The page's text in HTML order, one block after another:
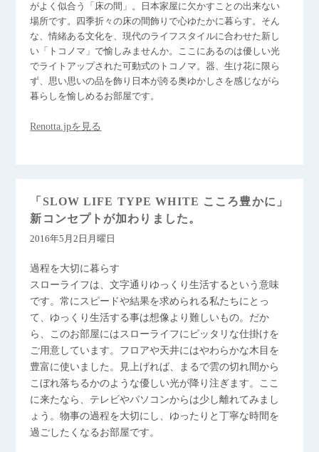
がよく似合う「床の間」。日本家屋に欠かすことの出来ない
場所です。四季折々の床の間飾りで心ゆたかに暮らす。そん
な、情緒ある文化を、現代のライフスタイルに合わせた新し
い「トコノマ」で愉しみませんか。ここにあるのは優しい光
でライトアップされた可動式のトコノマ。器、生け花に限ら
ず、思い思いの品を飾り日本が誇る奥ゆかしさを感じながら
暮らしを愉しめるお部屋です。
Renotta.jpを見る
「SLOW LIFE TYPE WHITE こころ豊かに」
新コンセプトが加わりました。
2016年5月2日月曜日
過程を大切に暮らす
スローライフは、文字通りゆっくり生活するという意味
です。常にスピードや結果を求められる私たちにとっ
て、ゆっくり生活する事は想像より難しいもの。だか
ら、このお部屋にはスローライフにピッタリな仕掛けを
ご用意しています。フロアや天井にはやわらかな木目を
豊富に使いました。見上げれば、まるで雲の切れ間から
こぼれ落ちるかのような優しい光が降り注ぎます。ここ
に来たなら、テレビやパソコンからは少し離れてみまし
ょう。物事の過程を大切にし、ゆったりと丁寧な時間を
過ごしたくなるお部屋です。